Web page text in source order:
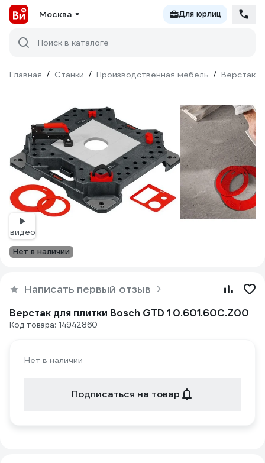
Москва Для юрлиц
Поиск в каталоге
Главная / Станки / Производственная мебель / Верстаки
видео
Нет в наличии
Написать первый отзыв
Верстак для плитки Bosch GTD 1 0.601.60C.Z00
Код товара: 14942860
Нет в наличии
Подписаться на товар